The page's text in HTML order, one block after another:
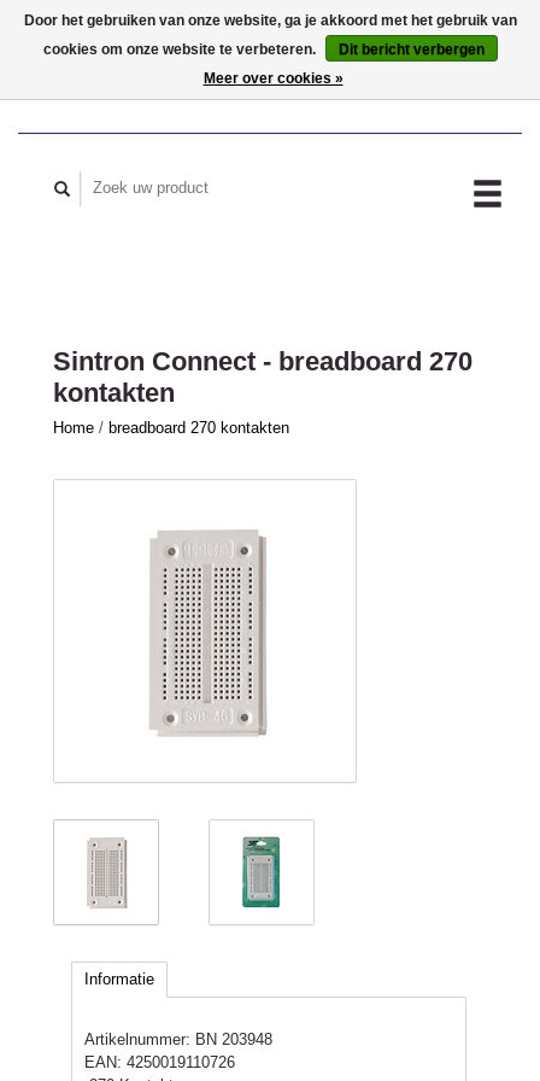
MIJN ACCOUNT
Sintron Connect - breadboard 270
kontakten
Home / breadboard 270 kontakten
Informatie
Artikelnummer: BN 203948
EAN: 4250019110726
Door het gebruiken van onze website, ga je akkoord met het gebruik van
cookies om onze website te verbeteren.
Dit bericht verbergen
Meer over cookies »